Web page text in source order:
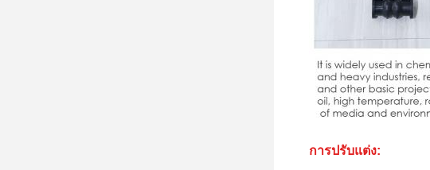
การปรับแต่ง: